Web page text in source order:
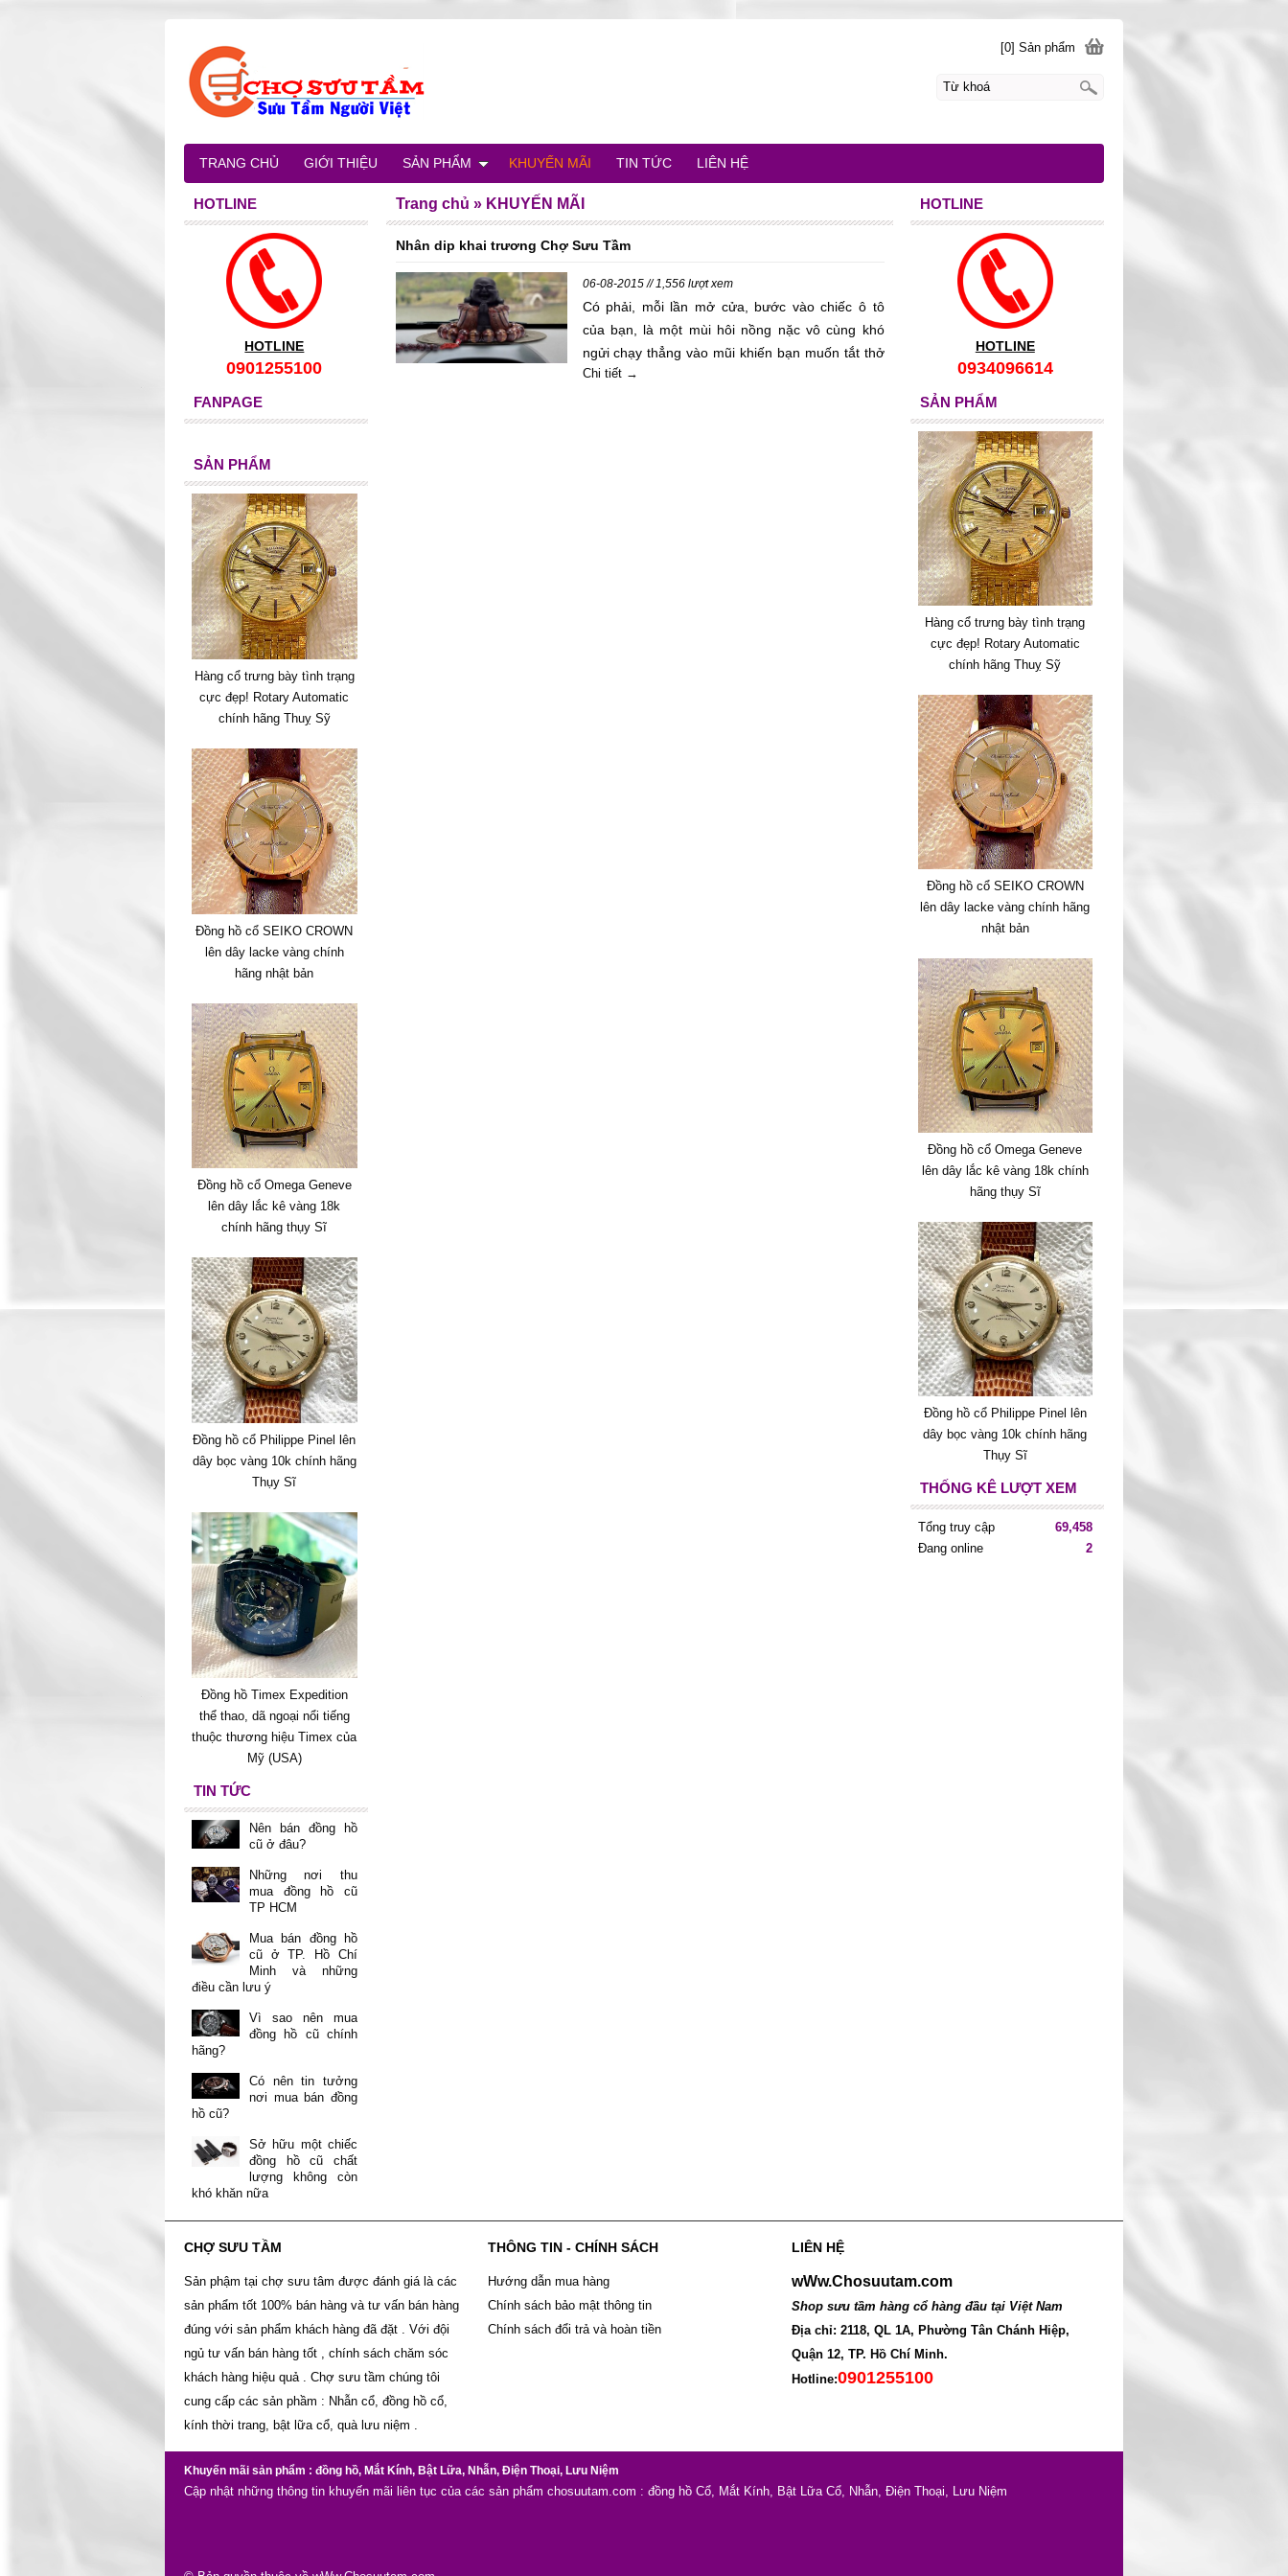
Khuyến mãi sản phẩm : đồng hồ, Mắt Kính, Bật Lữa, Nhẫn, Điện Thoại, Lưu Niệm
Cập nhật những thông tin khuyến mãi liên tục của các sản phẩm chosuutam.com : đồng hồ Cổ, Mắt Kính, Bật Lữa Cổ, Nhẫn, Điện Thoại, Lưu Niệm
Nhân dip khai trương Chợ Sưu Tầm
06-08-2015 // 1,556 lượt xem
Có phải, mỗi lần mở cửa, bước vào chiếc ô tô
của bạn, là một mùi hôi nồng nặc vô cùng khó
ngửi chạy thẳng vào mũi khiến bạn muốn tắt thở
và đỏ mặt với những người cùng đi?. Điều đó lặp
Chi tiết →
Trang chủ » KHUYẾN MÃI HOTLINE
HOTLINE
0934096614
SẢN PHẨM
Hàng cổ trưng bày tình trạng
cực đẹp! Rotary Automatic
chính hãng Thuỵ Sỹ
Đồng hồ cổ SEIKO CROWN
lên dây lacke vàng chính hãng
nhật bản
Đồng hồ cổ Omega Geneve
lên dây lắc kê vàng 18k chính
hãng thụy Sĩ
Đồng hồ cổ Philippe Pinel lên
dây bọc vàng 10k chính hãng
Thụy Sĩ
THỐNG KÊ LƯỢT XEM
Tổng truy cập
69,458
Đang online
2
HOTLINE
HOTLINE
0901255100
FANPAGE
SẢN PHẨM
Hàng cổ trưng bày tình trạng
cực đẹp! Rotary Automatic
chính hãng Thuỵ Sỹ
Đồng hồ cổ SEIKO CROWN
lên dây lacke vàng chính
hãng nhật bản
Đồng hồ cổ Omega Geneve
lên dây lắc kê vàng 18k
chính hãng thụy Sĩ
Đồng hồ cổ Philippe Pinel lên
dây bọc vàng 10k chính hãng
Thụy Sĩ
Đồng hồ Timex Expedition
thể thao, dã ngoại nổi tiếng
thuộc thương hiệu Timex của
Mỹ (USA)
TIN TỨC
Nên bán đồng hồ
cũ ở đâu?
Những nơi thu
mua đồng hồ cũ
TP HCM
Mua bán đồng hồ
cũ ở TP. Hồ Chí
Minh và những
điều cần lưu ý
Vì sao nên mua
đồng hồ cũ chính
hãng?
Có nên tin tưởng
nơi mua bán đồng
hồ cũ?
Sở hữu một chiếc
đồng hồ cũ chất
lượng không còn
khó khăn nữa
[0] Sản phẩm
TRANG CHỦ GIỚI THIỆU SẢN PHẨM KHUYẾN MÃI TIN TỨC LIÊN HỆ
CHỢ SƯU TẦM
Sản phậm tại chợ sưu tâm được đánh giá là các
sản phẩm tốt 100% bán hàng và tư vấn bán hàng
đúng với sản phẩm khách hàng đã đặt . Với đội
ngủ tư vấn bán hàng tốt , chính sách chăm sóc
khách hàng hiệu quả . Chợ sưu tầm chúng tôi
cung cấp các sản phầm : Nhẫn cổ, đồng hồ cổ,
kính thời trang, bật lữa cổ, quà lưu niệm .
THÔNG TIN - CHÍNH SÁCH
Hướng dẫn mua hàng
Chính sách bảo mật thông tin
Chính sách đổi trả và hoàn tiền
LIÊN HỆ
wWw.Chosuutam.com
Shop sưu tầm hàng cổ hàng đầu tại Việt Nam
Địa chỉ: 2118, QL 1A, Phường Tân Chánh Hiệp,
Quận 12, TP. Hồ Chí Minh.
Hotline:0901255100